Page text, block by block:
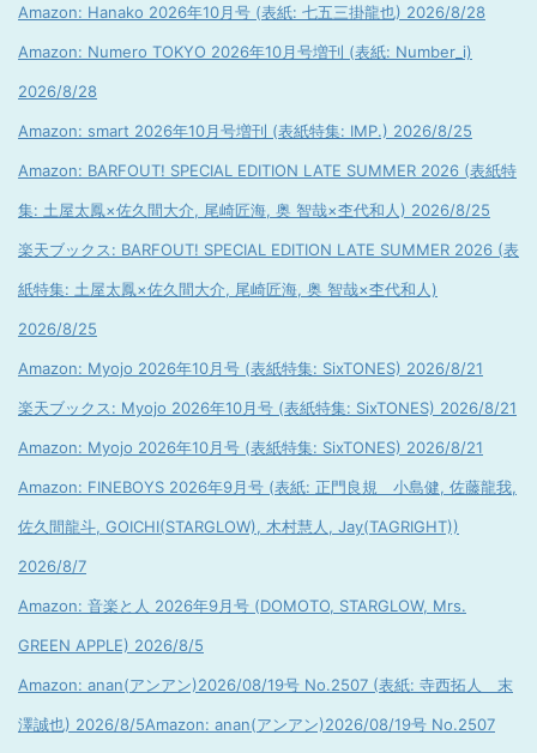
Amazon: Hanako 2026年10月号 (表紙: 七五三掛龍也) 2026/8/28
Amazon: Numero TOKYO 2026年10月号増刊 (表紙: Number_i)
2026/8/28
Amazon: smart 2026年10月号増刊 (表紙特集: IMP.) 2026/8/25
Amazon: BARFOUT! SPECIAL EDITION LATE SUMMER 2026 (表紙特
集: 土屋太鳳×佐久間大介, 尾崎匠海, 奥 智哉×杢代和人) 2026/8/25
楽天ブックス: BARFOUT! SPECIAL EDITION LATE SUMMER 2026 (表
紙特集: 土屋太鳳×佐久間大介, 尾崎匠海, 奥 智哉×杢代和人)
2026/8/25
Amazon: Myojo 2026年10月号 (表紙特集: SixTONES) 2026/8/21
楽天ブックス: Myojo 2026年10月号 (表紙特集: SixTONES) 2026/8/21
Amazon: Myojo 2026年10月号 (表紙特集: SixTONES) 2026/8/21
Amazon: FINEBOYS 2026年9月号 (表紙: 正門良規 小島健, 佐藤龍我,
佐久間龍斗, GOICHI(STARGLOW), 木村慧人, Jay(TAGRIGHT))
2026/8/7
Amazon: 音楽と人 2026年9月号 (DOMOTO, STARGLOW, Mrs.
GREEN APPLE) 2026/8/5
Amazon: anan(アンアン)2026/08/19号 No.2507 (表紙: 寺西拓人 末
澤誠也) 2026/8/5Amazon: anan(アンアン)2026/08/19号 No.2507